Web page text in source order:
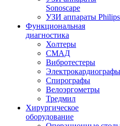
Sonoscape
УЗИ аппараты Philips
Функциональная
диагностика
Холтеры
СМАД
Вибротестеры
Электрокардиографы
Спирографы
Велоэргометры
Тредмил
Хирургическое
оборудование